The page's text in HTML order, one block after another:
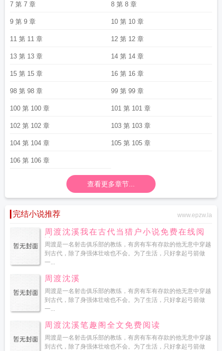
7 第 7 章 8 第 8 章
9 第 9 章 10 第 10 章
11 第 11 章 12 第 12 章
13 第 13 章 14 第 14 章
15 第 15 章 16 第 16 章
98 第 98 章 99 第 99 章
100 第 100 章 101 第 101 章
102 第 102 章 103 第 103 章
104 第 104 章 105 第 105 章
106 第 106 章
查看更多章节...
完结小说推荐 www.epzw.la
周渡沈溪我在古代当猎户小说免费在线阅
读
周渡是一名射击俱乐部的教练，有房有车有存款的他无意中穿越
到古代，除了身强体壮啥也不会。为了生活，只好拿起弓箭做
一...
周渡沈溪
周渡是一名射击俱乐部的教练，有房有车有存款的他无意中穿越
到古代，除了身强体壮啥也不会。为了生活，只好拿起弓箭做
一...
周渡沈溪笔趣阁全文免费阅读
周渡是一名射击俱乐部的教练，有房有车有存款的他无意中穿越
到古代，除了身强体壮啥也不会。为了生活，只好拿起弓箭做